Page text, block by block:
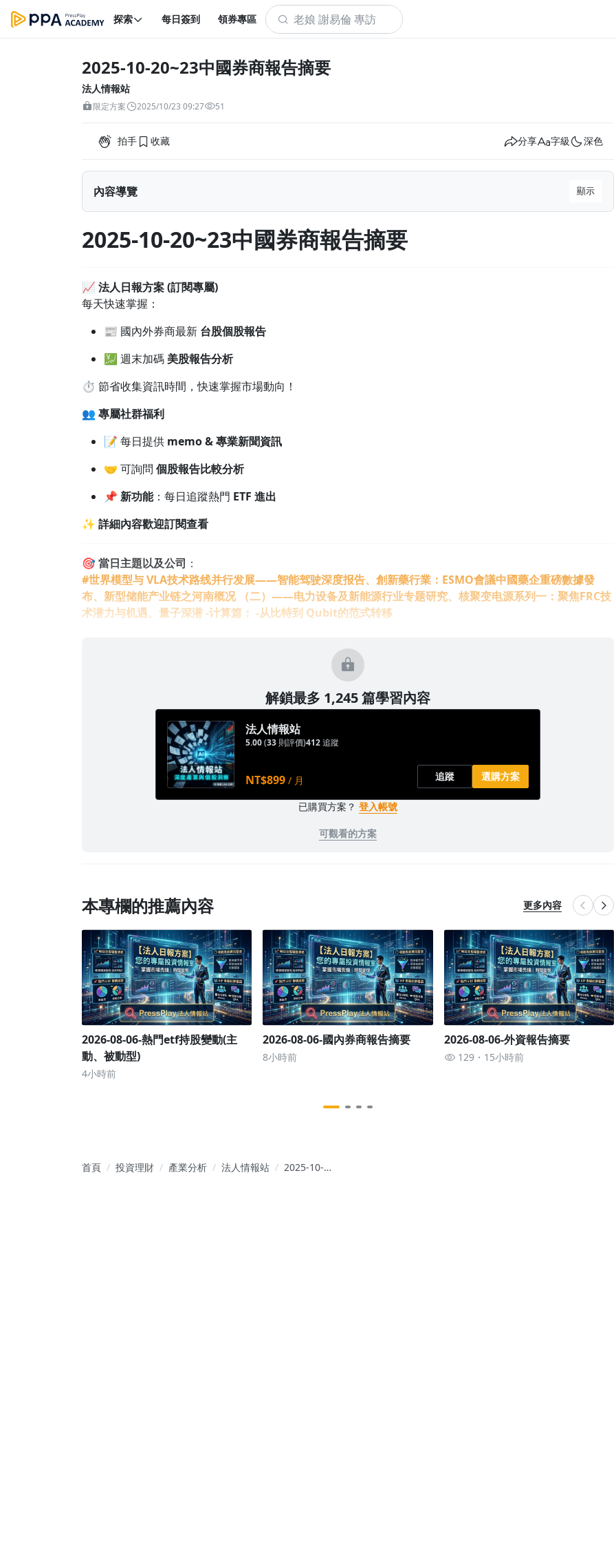
探索 每日簽到 領券專區
2025-10-20~23中國券商報告摘要
法人情報站
限定方案 2025/10/23 09:27 51
拍手 收藏 分享 字級 深色
內容導覽 顯示
2025-10-20~23中國券商報告摘要
📈 法人日報方案 (訂閱專屬)
每天快速掌握：
📰 國內外券商最新 台股個股報告
💹 週末加碼 美股報告分析
⏱️ 節省收集資訊時間，快速掌握市場動向！
👥 專屬社群福利
📝 每日提供 memo & 專業新聞資訊
🤝 可詢問 個股報告比較分析
📌 新功能：每日追蹤熱門 ETF 進出
✨ 詳細內容歡迎訂閱查看
🎯當日主題以及公司 ：
#世界模型与 VLA技术路线并行发展——智能驾驶深度报告、創新藥行業：ESMO會議中國藥企重磅數據發
布、新型储能产业链之河南概况 （二）——电力设备及新能源行业专题研究、核聚变电源系列一：聚焦FRC技
术潜力与机遇、量子深潜 -计算篇： -从比特到 Qubit的范式转移
解鎖最多 1,245 篇學習內容
法人情報站
5.00(33 則評價)412追蹤
NT$899 / 月 追蹤 選購方案
已購買方案？ 登入帳號
可觀看的方案
本專欄的推薦內容 更多內容
2026-08-06-熱門etf持股變動(主
動、被動型)
4小時前
2026-08-06-國內券商報告摘要
8小時前
2026-08-06-外資報告摘要
129 15小時前
首頁 投資理財 產業分析 法人情報站
2025-10-